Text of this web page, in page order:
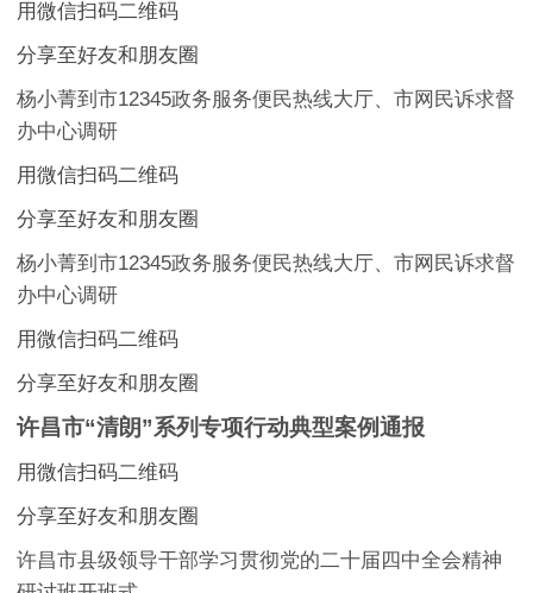
用微信扫码二维码
分享至好友和朋友圈
杨小菁到市12345政务服务便民热线大厅、市网民诉求督
办中心调研
用微信扫码二维码
分享至好友和朋友圈
杨小菁到市12345政务服务便民热线大厅、市网民诉求督
办中心调研
用微信扫码二维码
分享至好友和朋友圈
许昌市“清朗”系列专项行动典型案例通报
用微信扫码二维码
分享至好友和朋友圈
许昌市县级领导干部学习贯彻党的二十届四中全会精神